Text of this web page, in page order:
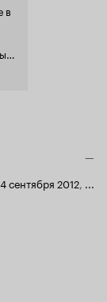
в
в
—
сентября 2012, ...